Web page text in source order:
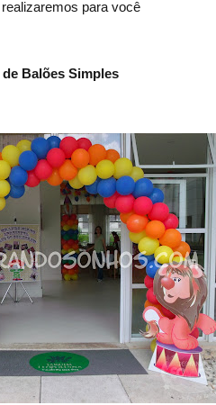
para você
Balões Simples